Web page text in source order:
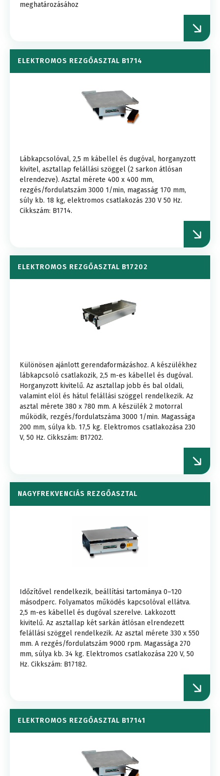
meghatározásához
ELEKTROMOS REZGŐASZTAL B1714
Lábkapcsolóval, 2,5 m kábellel és dugóval, horganyzott
kivitel, asztallap felállási szöggel (2 sarkon átlósan
elrendezve). Asztal mérete 400 x 400 mm,
rezgés/fordulatszám 3000 1/min, magasság 170 mm,
súly kb. 18 kg, elektromos csatlakozás 230 V 50 Hz.
Cikkszám: B1714.
ELEKTROMOS REZGŐASZTAL B17202
Különösen ajánlott gerendaformázáshoz. A készülékhez
lábkapcsoló csatlakozik, 2,5 m-es kábellel és dugóval.
Horganyzott kivitelű. Az asztallap jobb és bal oldali,
valamint elöl és hátul felállási szöggel rendelkezik. Az
asztal mérete 380 x 780 mm. A készülék 2 motorral
működik, rezgés/fordulatszáma 3000 1/min. Magassága
200 mm, súlya kb. 17,5 kg. Elektromos csatlakozása 230
V, 50 Hz. Cikkszám: B17202.
NAGYFREKVENCIÁS REZGŐASZTAL
Időzítővel rendelkezik, beállítási tartománya 0–120
másodperc. Folyamatos működés kapcsolóval ellátva.
2,5 m-es kábellel és dugóval szerelve. Lakkozott
kivitelű. Az asztallap két sarkán átlósan elrendezett
felállási szöggel rendelkezik. Az asztal mérete 330 x 550
mm. A rezgés/fordulatszám 9000 rpm. Magassága 270
mm, súlya kb. 34 kg. Elektromos csatlakozása 220 V, 50
Hz. Cikkszám: B17182.
ELEKTROMOS REZGŐASZTAL B17141